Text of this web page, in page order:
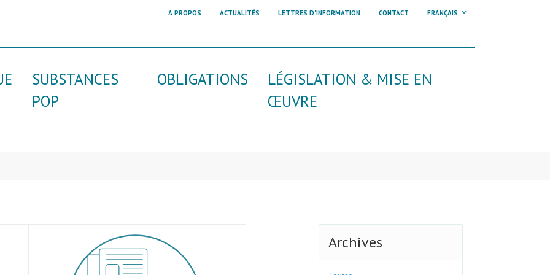
A PROPOS ACTUALITÉS LETTRES D'INFORMATION CONTACT FRANÇAIS
SUBSTANCES
POP
OBLIGATIONS
LÉGISLATION & MISE EN
ŒUVRE
Archives